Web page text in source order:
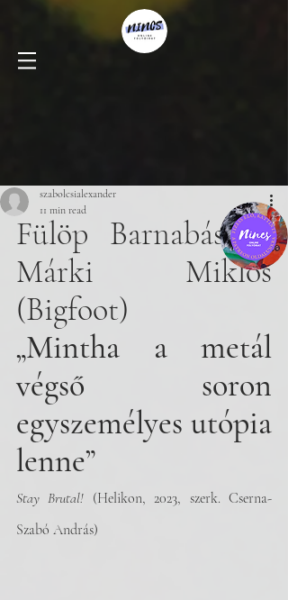
szabolcsialexander
11 min read
Fülöp Barnabás —
Márki Miklós
(Bigfoot)
„Mintha a metál
végső soron
egyszemélyes utópia
lenne”
Stay Brutal! (Helikon, 2023, szerk. Cserna-
Szabó András)